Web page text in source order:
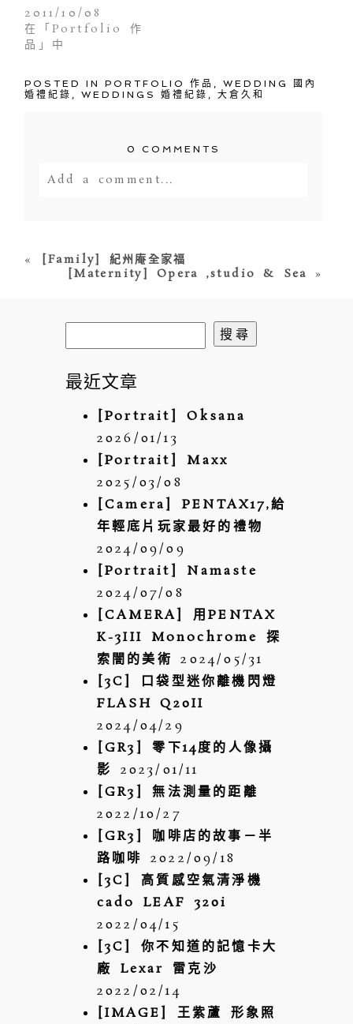
2011/10/08
在「Portfolio 作
品」中
POSTED INPORTFOLIO 作品 ,WEDDING 國內
婚禮紀錄 ,WEDDINGS 婚禮紀錄 ,大倉久和
0 COMMENTS
Add a comment...
POST COMMENT
«
[Family] 紀州庵全家福
[Maternity] Opera ,studio & Sea »
尋
關
字:
最近文章
[Portrait] Oksana
2026/01/13
[Portrait] Maxx
2025/03/08
[Camera] PENTAX17,給
年輕底片玩家最好的禮物
2024/09/09
[Portrait] Namaste
2024/07/08
[CAMERA] 用PENTAX
K-3III Monochrome 探
索闇的美術 2024/05/31
[3C] 口袋型迷你離機閃燈
FLASH Q20II
2024/04/29
[GR3] 零下14度的人像攝
影
2023/01/11
[GR3] 無法測量的距離
2022/10/27
[GR3] 咖啡店的故事－半
路咖啡
2022/09/18
[3C] 高質感空氣清淨機
cado LEAF 320i
2022/04/15
[3C] 你不知道的記憶卡大
廠 Lexar 雷克沙
2022/02/14
[IMAGE] 王紫蘆 形象照